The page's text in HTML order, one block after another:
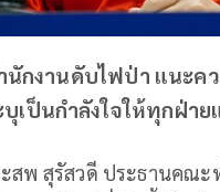
นักงานดับไฟป่า แนะค
เป็นกำลังใจให้ทุกฝ่
สพ สุรัสวดี ประธานคณ